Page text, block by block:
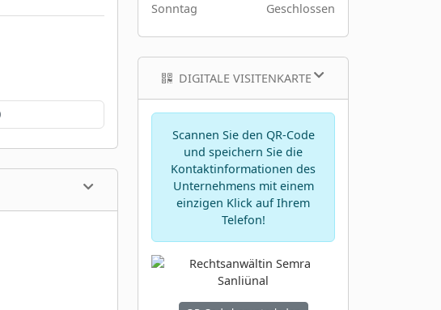
Sonntag
Geschlossen
DIGITALE VISITENKARTE
Scannen Sie den QR-Code
und speichern Sie die
Kontaktinformationen des
Unternehmens mit einem
einzigen Klick auf Ihrem
Telefon!